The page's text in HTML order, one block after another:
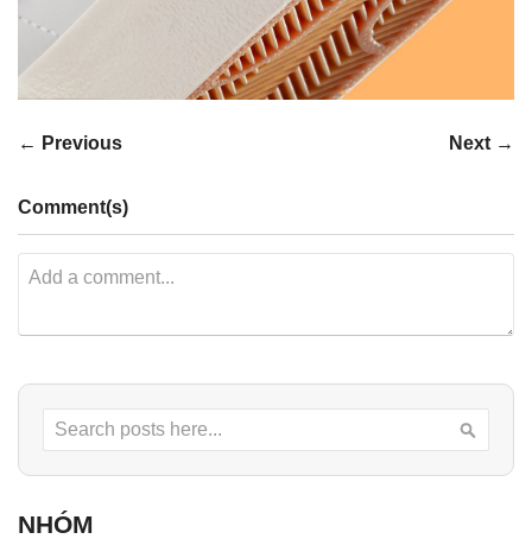
← Previous Next →
Comment(s)
Search
NHÓM